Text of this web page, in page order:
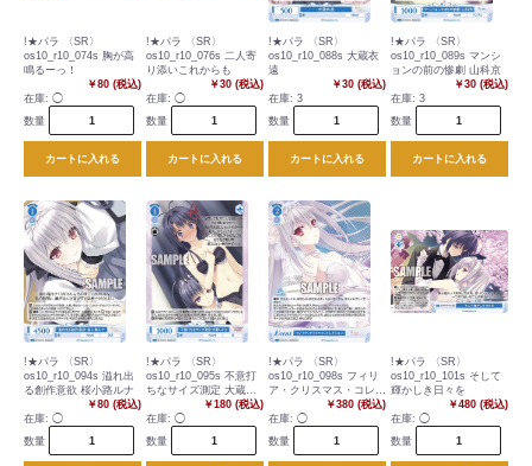
!★パラ 〈SR〉
os10_r10_074s 胸が高
鳴るーっ！
￥80 (税込)
在庫: ◯
数量
カートに入れる
!★パラ 〈SR〉
os10_r10_076s 二人寄
り添いこれからも
￥30 (税込)
在庫: ◯
数量
カートに入れる
!★パラ 〈SR〉
os10_r10_088s 大蔵衣
遠
￥30 (税込)
在庫: 3
数量
カートに入れる
!★パラ 〈SR〉
os10_r10_089s マンシ
ョンの前の惨劇 山科京
￥30 (税込)
在庫: 3
数量
カートに入れる
!★パラ 〈SR〉
os10_r10_094s 溢れ出
る創作意欲 桜小路ルナ
￥80 (税込)
在庫: ◯
数量
!★パラ 〈SR〉
os10_r10_095s 不意打
ちなサイズ測定 大蔵り
￥180 (税込)
在庫: ◯
数量
!★パラ 〈SR〉
os10_r10_098s フィリ
ア・クリスマス・コレク
￥380 (税込)
在庫: ◯
数量
!★パラ 〈SR〉
os10_r10_101s そして
輝かしき日々を
￥480 (税込)
在庫: ◯
数量